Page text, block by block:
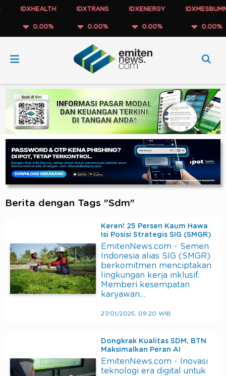
IDXHEALTH
0.00%
IDXTRANS
0.00%
IDXENERGY
0.00%
IDXMESBUMN
0.00%
Berita dengan Tags "Sdm"
Keren! 25 Persen Kaum Hawa
Isi Posisi Strategis SIG (SMGR)
EmitenNews.com - Semen
Indonesia alias SIG (SMGR)
berkomitmen menciptakan
lingkungan kerja inklusif.
Memberi kesempatan
karyawan…
27/01/2025, 09:20 WIB
Dongkrak Kualitas SDM, BTN
Maksimalkan Peran AI
EmitenNews.com - Inovasi
teknologi era digital untuk